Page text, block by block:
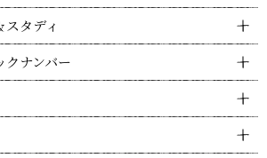
タディ
クナンバー